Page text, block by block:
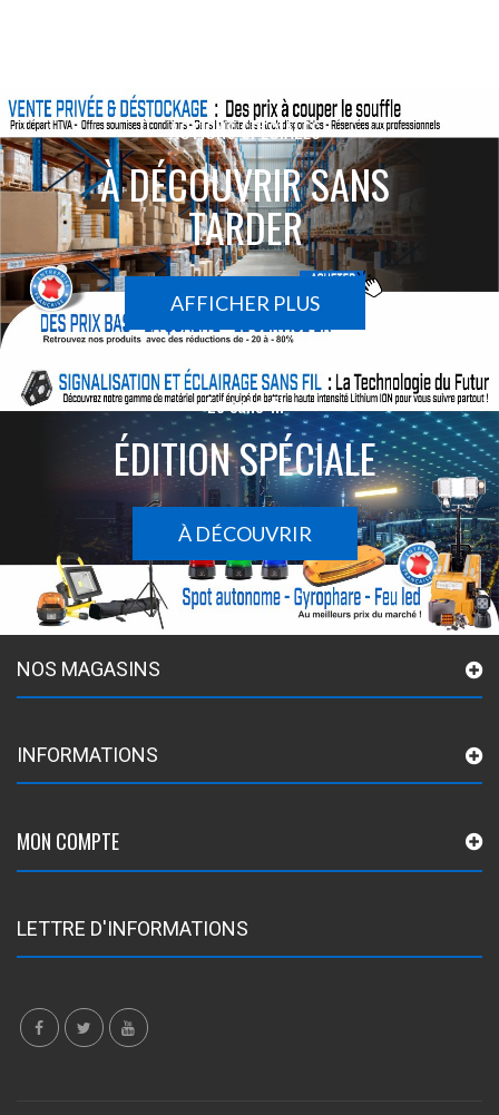
ACTIONS SPÉCIALES
À DÉCOUVRIR SANS
TARDER
AFFICHER PLUS
Le sans-fil
ÉDITION SPÉCIALE
À DÉCOUVRIR
NOS MAGASINS
INFORMATIONS
MON COMPTE
LETTRE D'INFORMATIONS